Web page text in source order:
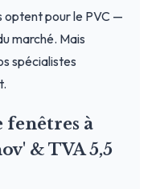
optent pour le PVC —
marché. Mais
spécialistes
fenêtres à
& TVA 5,5